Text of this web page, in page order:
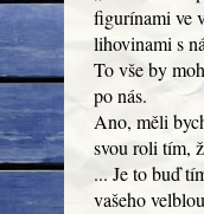
figurínami ve
lihovinami s
To vše by
po nás.
Ano, měli
svou roli tím,
... Je to buď
vašeho